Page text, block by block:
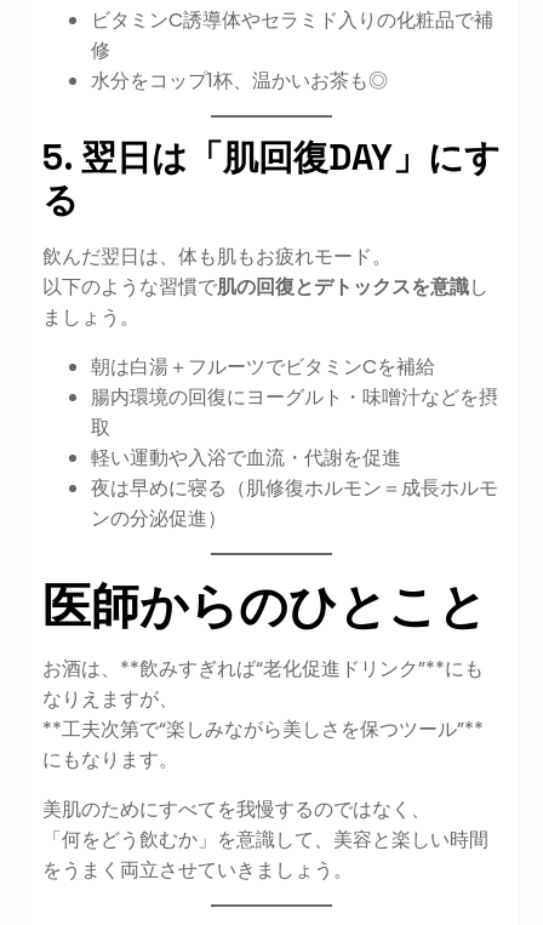
ビタミンC誘導体やセラミド入りの化粧品で補
修
水分をコップ1杯、温かいお茶も◎
5. 翌日は「肌回復DAY」にす
る
飲んだ翌日は、体も肌もお疲れモード。
以下のような習慣で肌の回復とデトックスを意識し
ましょう。
朝は白湯＋フルーツでビタミンCを補給
腸内環境の回復にヨーグルト・味噌汁などを摂
取
軽い運動や入浴で血流・代謝を促進
夜は早めに寝る（肌修復ホルモン＝成長ホルモ
ンの分泌促進）
医師からのひとこと
お酒は、**飲みすぎれば“老化促進ドリンク”**にも
なりえますが、
**工夫次第で“楽しみながら美しさを保つツール”**
にもなります。
美肌のためにすべてを我慢するのではなく、
「何をどう飲むか」を意識して、美容と楽しい時間
をうまく両立させていきましょう。